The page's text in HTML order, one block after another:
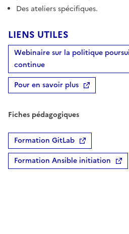
Des ateliers spécifiques.
LIENS UTILES
Webinaire sur la politique
continue
Pour en savoir plus
Fiches pédagogiques
Formation GitLab
Formation Ansible initiation